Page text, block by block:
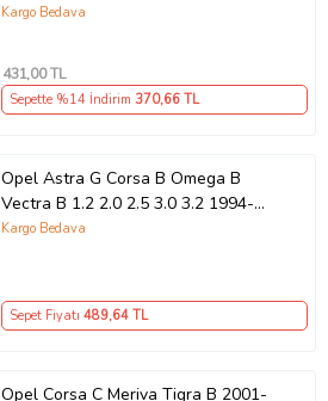
Kargo Bedava
431,00 TL
Sepette %14 İndirim 370,66 TL
Opel Astra G Corsa B Omega B
Vectra B 1.2 2.0 2.5 3.0 3.2 1994-
GAZ Kelebek Sensoru 90541502
Kargo Bedava
Sepet Fiyatı 489,64 TL
Opel Corsa C Meriva Tigra B 2001-